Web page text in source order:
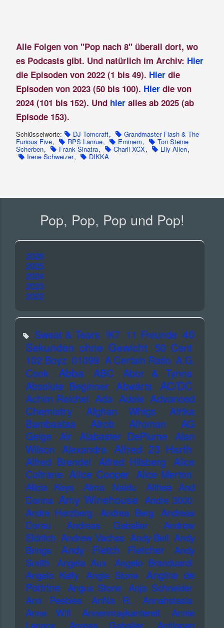
Alle Folgen von "Pop nach 8" überall dort, wo
es Podcasts gibt. Und natürlich im Archiv: Hier
die Episoden von 2022 (1 bis 49). Hierdie
Episoden von 2023 (50 bis 100). Hier die von
2024 (101 bis 152). Und hier alles ab 2025 (ab
Episode 153).
Schlüsselworte: DJ Tomcraft, Grandmaster Flash & The
Furious Five, RPS Lanrue, Eminem, Ton Steine
Scherben, Frank Sinatra, Charli XCX, Lily Allen,
Irene Schweizer, DIKKA
Pop, Pop, Pop und Pop!
2026
2025
2024
2023
2022
Sweat & Tears !K7 11 Freunde 40
Sekunden ohne Gewicht 50 Cent
102 Boyz 01099 A Certain Ratio A.G.
Cook
Abba ABC
Abor & Tynna
Absolute Beginner Abwärts AC/DC
Achim Reichel Ada Adele Advanced
Chemistry
Afghan Whigs
Afrika
Bambaataa
Afrob Afroman
AG
Geige
Air Alabaster DePlume
Alan
Wilson Alexandra Alfred 23 Harth
Alfred Brendel Alfred Hilsberg
Alice
Coltrane Alice Cooper Alice Merton
Alicia Keys Alma Naidu
Althea And
Donna Amy Winehouse Andre 3000
Andre Herzberg
Andrea Berg
Andreas
Dorau
Andreas Gabalier
Andrew
Eldritch Andrew Vachss Andy Bell Andy
Brings
Andy Fletch Fletcher
Andy
Smith
Angela Aux
Angelo Branduardi
Angelo Kelly
Angie Stone
Angine de
Poitrine Angus Stone Anja Schneider
Ann Peebles
AnNa R.
Annahstasia
Anne Will
Annenmaykantereit
Annie
Lennox
Anreas Gabalier
Antilopen